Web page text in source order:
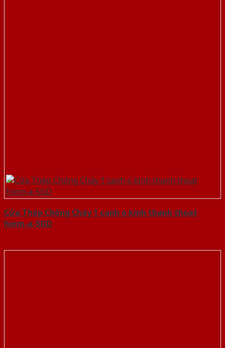
Cửa Thép Chống Cháy 1 canh o kinh thanh thoat
hiem-a-SGD